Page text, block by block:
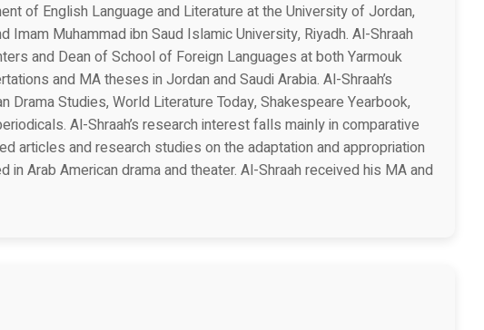
of English Language and Literature at the University of Jordan,
Imam Muhammad ibn Saud Islamic University, Riyadh. Al-Shraah
and Dean of School of Foreign Languages at both Yarmouk
and MA theses in Jordan and Saudi Arabia. Al-Shraah’s
Studies, World Literature Today, Shakespeare Yearbook,
Al-Shraah’s research interest falls mainly in comparative
articles and research studies on the adaptation and appropriation
Arab American drama and theater. Al-Shraah received his MA and